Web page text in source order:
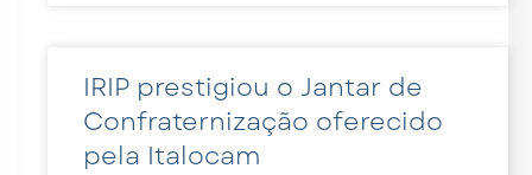
IRIP prestigiou o Jantar de
Confraternização oferecido
pela Italocam